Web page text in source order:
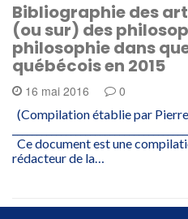
Bibliographie des
(ou sur) des
philosophie dans
québécois en 2015
16 mai 2016 0
(Compilation établie par
Ce document est une
rédacteur de la…